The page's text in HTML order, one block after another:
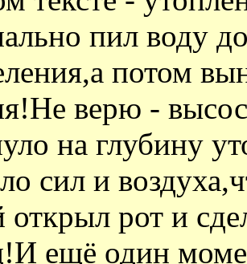
пил воду
потом
верю -
на глубину
сил и
открыл рот и
ещё один